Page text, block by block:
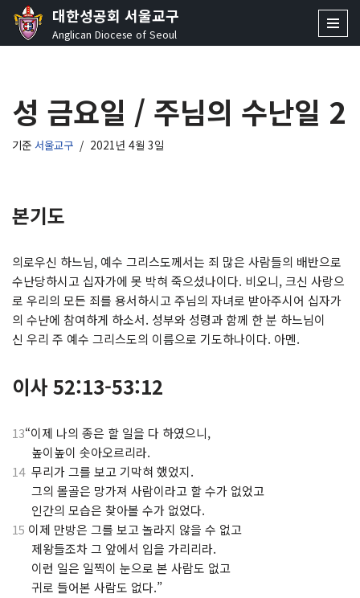
콘
로
건
너
대한성공회 서울교구
Anglican Diocese of Seoul
성 금요일 / 주님의 수난일 2
기준 서울교구 2021년 4월 3일
본기도
의로우신 하느님, 예수 그리스도께서는 죄 많은 사람들의 배반으로
수난당하시고 십자가에 못 박혀 죽으셨나이다. 비오니, 크신 사랑으
로 우리의 모든 죄를 용서하시고 주님의 자녀로 받아주시어 십자가
의 수난에 참여하게 하소서. 성부와 성령과 함께 한 분 하느님이
신 우리 주 예수 그리스도의 이름으로 기도하나이다. 아멘.
이사 52:13-53:12
13“이제 나의 종은 할 일을 다 하였으니,
높이높이 솟아오르리라.
14무리가 그를 보고 기막혀 했었지.
그의 몰골은 망가져 사람이라고 할 수가 없었고
인간의 모습은 찾아볼 수가 없었다.
15 이제 만방은 그를 보고 놀라지 않을 수 없고
제왕들조차 그 앞에서 입을 가리리라.
이런 일은 일찍이 눈으로 본 사람도 없고
귀로 들어본 사람도 없다.”